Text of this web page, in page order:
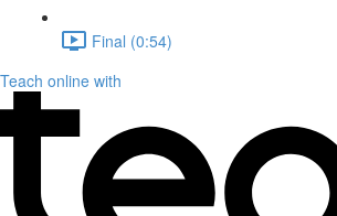
Final (0:54)
Teach online with